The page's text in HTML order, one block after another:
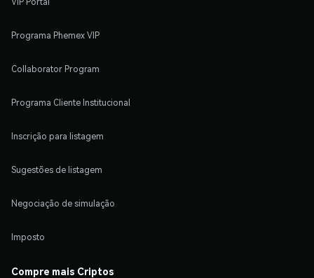
Programa Phemex VIP
Collaborator Program
Programa Cliente Institucional
Inscrição para listagem
Sugestões de listagem
Negociação de simulação
Imposto
Compre mais Criptos